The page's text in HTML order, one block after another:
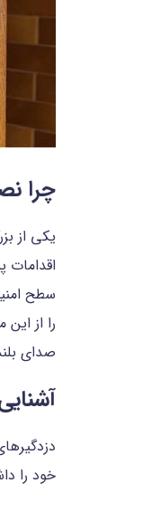
چرا
یکی از
اقدامات
سطح
را از
صدای
خود را داشته باشند. با